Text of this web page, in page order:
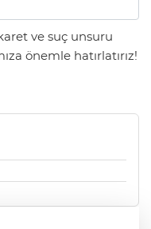
ve suç unsuru
önemle hatırlatırız!